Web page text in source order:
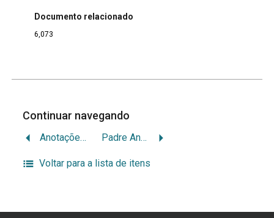
Documento relacionado
6,073
Continuar navegando
Anotações/ Paisagem Desgarrada Padre Antônio Vieira – Vida e Obra
Voltar para a lista de itens